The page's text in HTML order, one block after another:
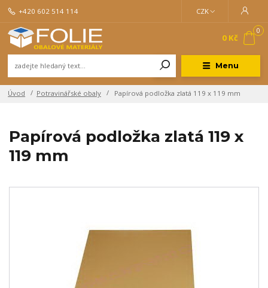
Menu
CZK
+420 602 514 114
0
0 Kč
Úvod Potravinářské obaly Papírová podložka zlatá 119 x 119 mm
Papírová podložka zlatá 119 x
119 mm